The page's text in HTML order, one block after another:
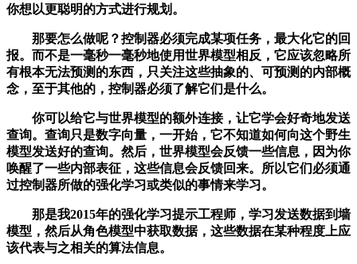
你想以更聪明的方式进行规划。
那要怎么做呢？控制器必须完成某项任务，最大化它的回
报。而不是一毫秒一毫秒地使用世界模型相反，它应该忽略所
有根本无法预测的东西，只关注这些抽象的、可预测的内部概
念，至于其他的，控制器必须了解它们是什么。
你可以给它与世界模型的额外连接，让它学会好奇地发送
查询。查询只是数字向量，一开始，它不知道如何向这个野生
模型发送好的查询。然后，世界模型会反馈一些信息，因为你
唤醒了一些内部表征，这些信息会反馈回来。所以它们必须通
过控制器所做的强化学习或类似的事情来学习。
那是我2015年的强化学习提示工程师，学习发送数据到墙
模型，然后从角色模型中获取数据，这些数据在某种程度上应
该代表与之相关的算法信息。